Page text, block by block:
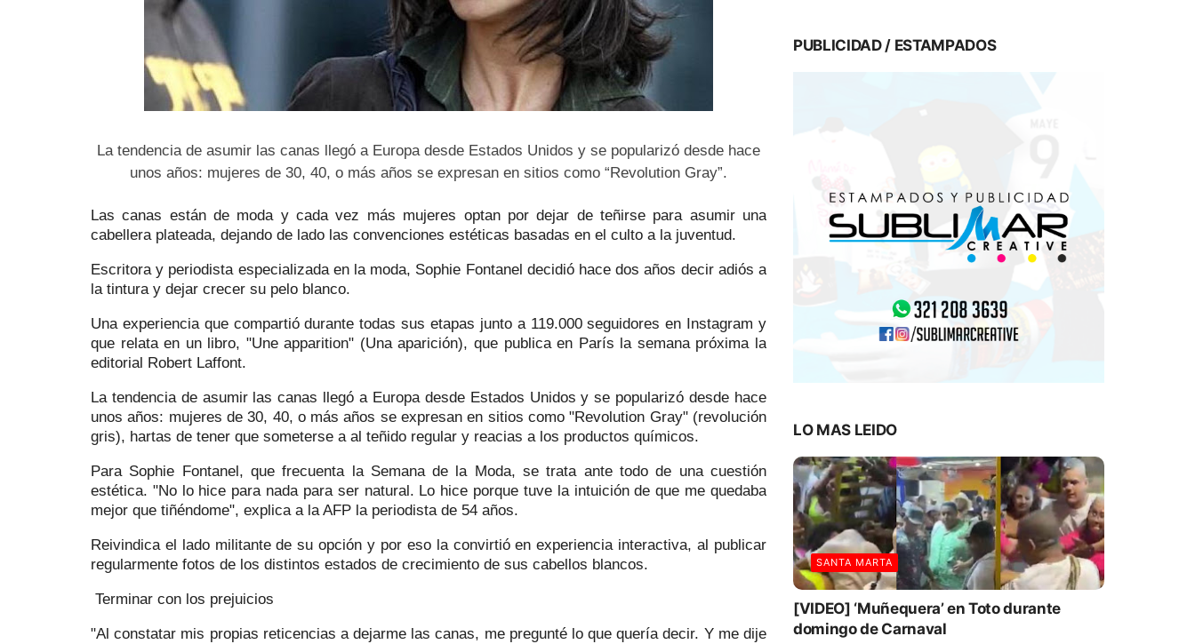
La tendencia de asumir las canas llegó a Europa desde Estados Unidos y se popularizó desde hace
unos años: mujeres de 30, 40, o más años se expresan en sitios como “Revolution Gray”.
Las canas están de moda y cada vez más mujeres optan por dejar de teñirse para asumir una
cabellera plateada, dejando de lado las convenciones estéticas basadas en el culto a la juventud.
Escritora y periodista especializada en la moda, Sophie Fontanel decidió hace dos años decir adiós a
la tintura y dejar crecer su pelo blanco.
Una experiencia que compartió durante todas sus etapas junto a 119.000 seguidores en Instagram y
que relata en un libro, "Une apparition" (Una aparición), que publica en París la semana próxima la
editorial Robert Laffont.
La tendencia de asumir las canas llegó a Europa desde Estados Unidos y se popularizó desde hace
unos años: mujeres de 30, 40, o más años se expresan en sitios como "Revolution Gray" (revolución
gris), hartas de tener que someterse a al teñido regular y reacias a los productos químicos.
Para Sophie Fontanel, que frecuenta la Semana de la Moda, se trata ante todo de una cuestión
estética. "No lo hice para nada para ser natural. Lo hice porque tuve la intuición de que me quedaba
mejor que tiñéndome", explica a la AFP la periodista de 54 años.
Reivindica el lado militante de su opción y por eso la convirtió en experiencia interactiva, al publicar
regularmente fotos de los distintos estados de crecimiento de sus cabellos blancos.
Terminar con los prejuicios
"Al constatar mis propias reticencias a dejarme las canas, me pregunté lo que quería decir. Y me dije
PUBLICIDAD / ESTAMPADOS
LO MAS LEIDO
SANTA MARTA
[VIDEO] ‘Muñequera’ en Toto durante
domingo de Carnaval